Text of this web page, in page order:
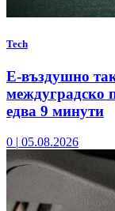
Tech
Е-въздушно
междуградско
едва 9 минути
0 | 05.08.2026